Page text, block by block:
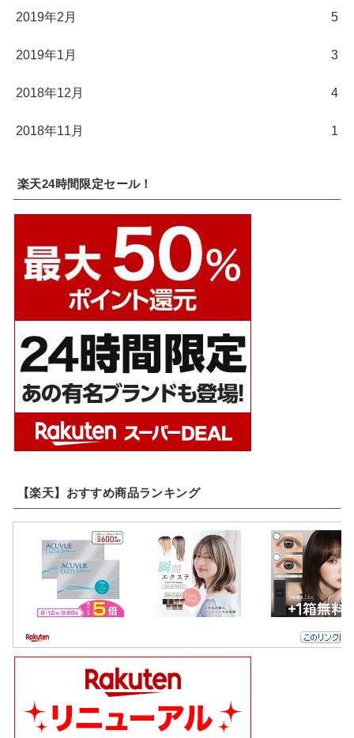
2019年2月 5
2019年1月 3
2018年12月 4
2018年11月 1
楽天24時間限定セール！
【楽天】おすすめ商品ランキング